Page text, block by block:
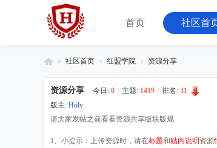
首页 社区首
客
联
» 社区首页 › 红盟学院 › 资源分享
资源分享 今日: 0 主题: 1419 排名: 31
版主: Holy
请大家发帖之前看看资源共享版块版规
1、小提示：上传资源时，请在标题和贴内说明 资源